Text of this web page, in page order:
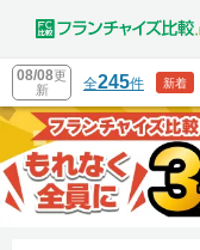
08/08更
新
全245件 新着